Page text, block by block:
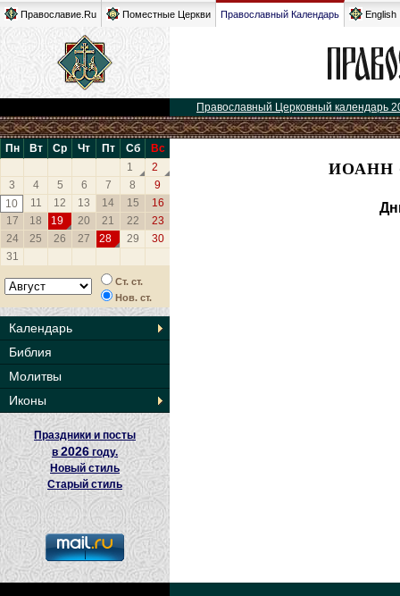
Православие.Ru Поместные Церкви Православный Календарь English
Православный Церковный календарь
Пн Вт Ср Чт Пт Сб
Вс
1
2
3
4 5 6 7 8
9
10
11 12 13 14 15
16
17
18 19 20 21 22
23
24
25 26 27 28 29
30
31
Ст. ст.
Нов. ст.
Календарь
Библия
Молитвы
Иконы
Праздники и посты
в2026 году.
Новый стиль
Старый стиль
ИОАНН